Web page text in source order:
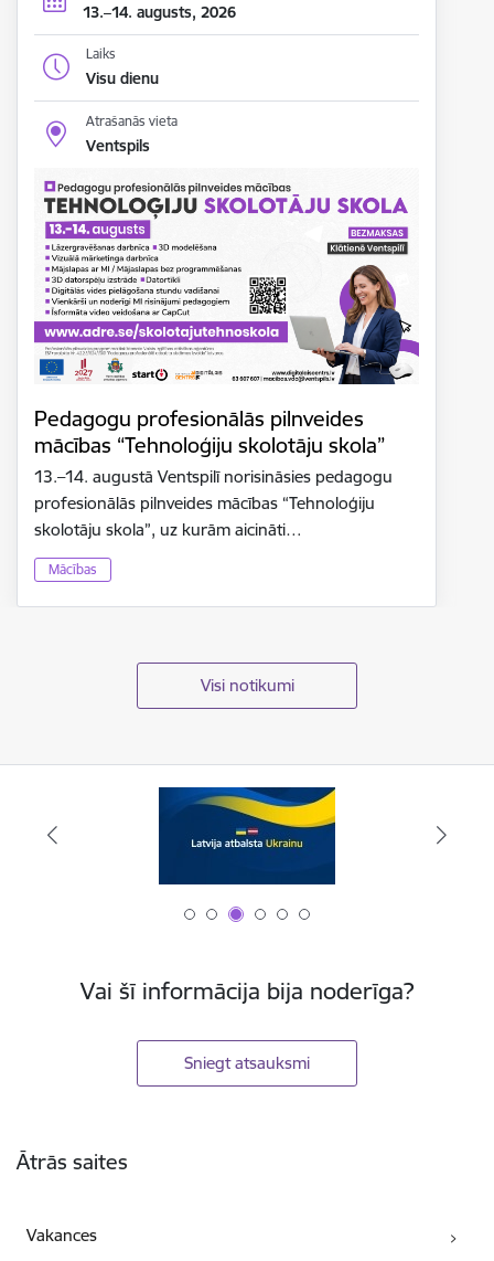
13.–14. augusts, 2026
Laiks
Visu dienu
Atrašanās vieta
Ventspils
Pedagogu profesionālās pilnveides
mācības “Tehnoloģiju skolotāju skola”
13.–14. augustā Ventspilī norisināsies pedagogu
profesionālās pilnveides mācības “Tehnoloģiju
skolotāju skola”, uz kurām aicināti…
Mācības
Visi notikumi
Vai šī informācija bija noderīga?
Sniegt atsauksmi
Ātrās saites
Vakances